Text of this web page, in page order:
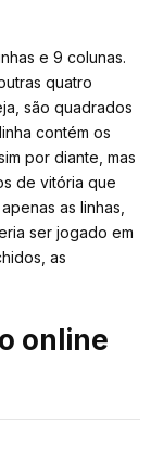
e 9 colunas.
quatro
são quadrados
contém os
por diante, mas
de vitória que
as linhas,
ser jogado em
as
online